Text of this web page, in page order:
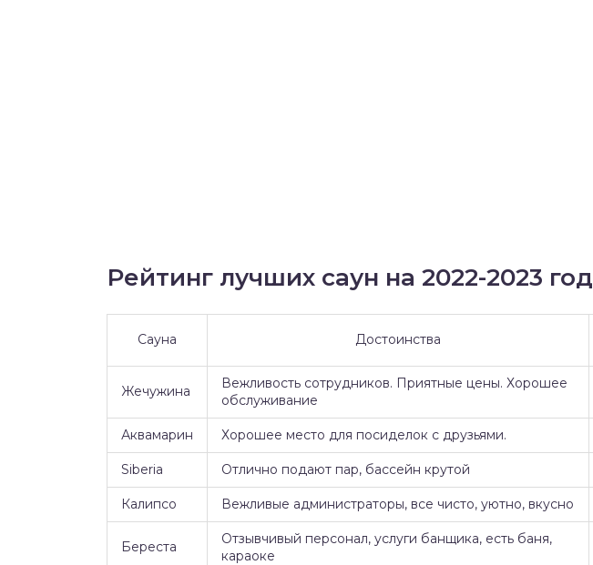
Рейтинг лучших саун на 2022-2023 год
Сауна Достоинства
Жечужина
Вежливость сотрудников. Приятные цены. Хорошее
обслуживание
Аквамарин Хорошее место для посиделок с друзьями.
Siberia Отлично подают пар, бассейн крутой
Калипсо Вежливые администраторы, все чисто, уютно, вкусно
Береста
Отзывчивый персонал, услуги банщика, есть баня,
караоке